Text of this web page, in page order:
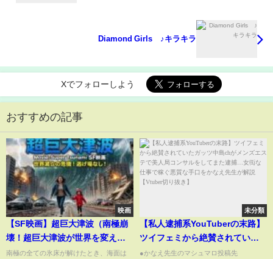
Diamond Girls ♪キラキラ
Xでフォローしよう
おすすめの記事
映画
【SF映画】超巨大津波（南極崩
壊！超巨大津波が世界を変え
る）
南極の全ての氷床が解けたとき、海面は
未分類
【私人逮捕系YouTuberの末路】
ツイフェミから絶賛されていた
ガッツ中島chがメンズエステで
●かなえ先生のマシュマロ投稿先